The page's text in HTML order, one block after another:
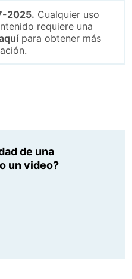
2025. Cualquier uso
requiere una
para obtener más
de una
un video?